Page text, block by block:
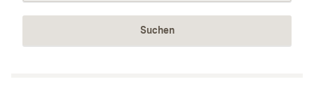
Suchen